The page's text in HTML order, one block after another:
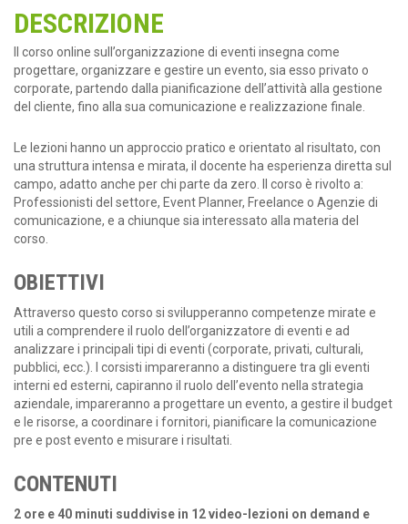
DESCRIZIONE
Il corso online sull’organizzazione di eventi insegna come
progettare, organizzare e gestire un evento, sia esso privato o
corporate, partendo dalla pianificazione dell’attività alla gestione
del cliente, fino alla sua comunicazione e realizzazione finale.
Le lezioni hanno un approccio pratico e orientato al risultato, con
una struttura intensa e mirata, il docente ha esperienza diretta sul
campo, adatto anche per chi parte da zero. Il corso è rivolto a:
Professionisti del settore, Event Planner, Freelance o Agenzie di
comunicazione, e a chiunque sia interessato alla materia del
corso.
OBIETTIVI
Attraverso questo corso si svilupperanno competenze mirate e
utili a comprendere il ruolo dell’organizzatore di eventi e ad
analizzare i principali tipi di eventi (corporate, privati, culturali,
pubblici, ecc.). I corsisti impareranno a distinguere tra gli eventi
interni ed esterni, capiranno il ruolo dell’evento nella strategia
aziendale, impareranno a progettare un evento, a gestire il budget
e le risorse, a coordinare i fornitori, pianificare la comunicazione
pre e post evento e misurare i risultati.
CONTENUTI
2 ore e 40 minuti suddivise in 12 video-lezioni on demand e